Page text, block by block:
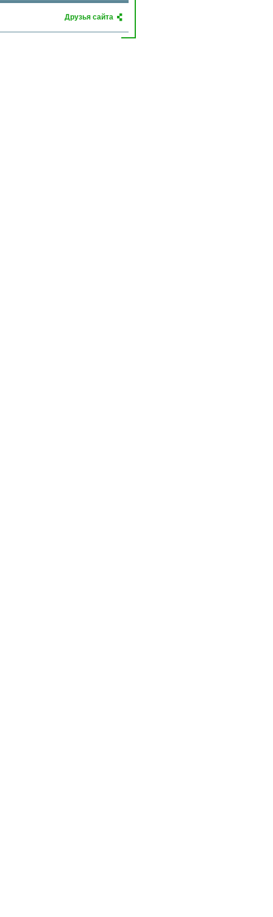
Друзья сайта